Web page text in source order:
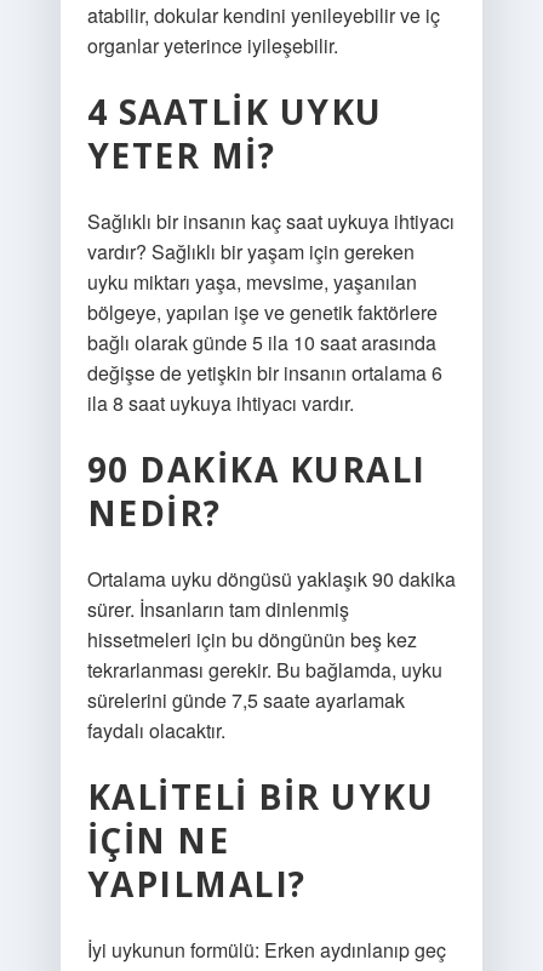
atabilir, dokular kendini yenileyebilir ve iç
organlar yeterince iyileşebilir.
4 SAATLIK UYKU
YETER MI?
Sağlıklı bir insanın kaç saat uykuya ihtiyacı
vardır? Sağlıklı bir yaşam için gereken
uyku miktarı yaşa, mevsime, yaşanılan
bölgeye, yapılan işe ve genetik faktörlere
bağlı olarak günde 5 ila 10 saat arasında
değişse de yetişkin bir insanın ortalama 6
ila 8 saat uykuya ihtiyacı vardır.
90 DAKIKA KURALI
NEDIR?
Ortalama uyku döngüsü yaklaşık 90 dakika
sürer. İnsanların tam dinlenmiş
hissetmeleri için bu döngünün beş kez
tekrarlanması gerekir. Bu bağlamda, uyku
sürelerini günde 7,5 saate ayarlamak
faydalı olacaktır.
KALITELI BIR UYKU
IÇIN NE
YAPILMALI?
İyi uykunun formülü: Erken aydınlanıp geç